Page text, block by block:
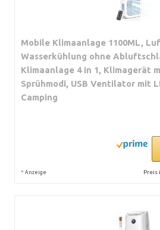
Mobile Klimaanlage 1100ML,
Wasserkühlung ohne
Klimaanlage 4 in 1, Klimagerät
Sprühmodi, USB Ventilator mit
Camping
* Anzeige Preis